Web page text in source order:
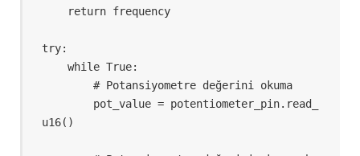
try:
u16()